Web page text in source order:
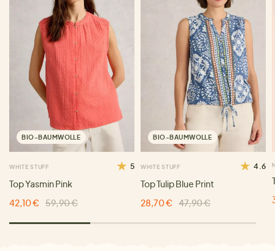
BIO-BAUMWOLLE
WHITE STUFF 5
Top Yasmin Pink
42,10 €
59,90 €
BIO-BAUMWOLLE
WHITE STUFF 4.6
Top Tulip Blue Print
28,70 €
47,90 €